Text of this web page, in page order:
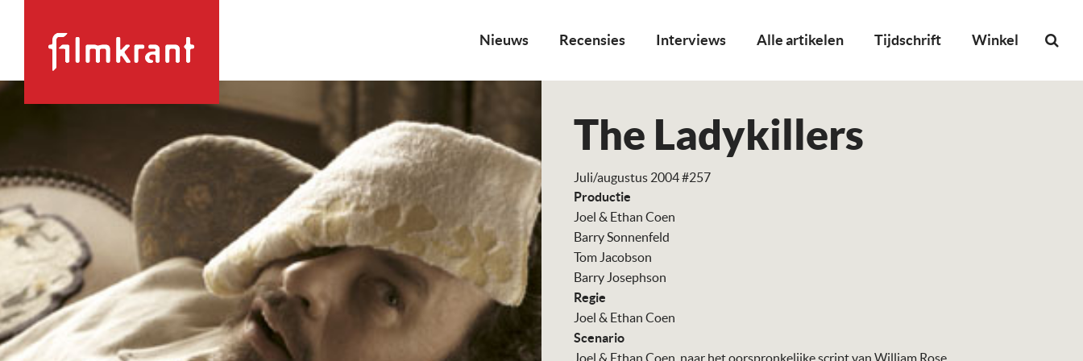
Nieuws Recensies Interviews Alle artikelen Tijdschrift Winkel
The Ladykillers
Juli/augustus 2004 #257
Productie
Joel & Ethan Coen
Barry Sonnenfeld
Tom Jacobson
Barry Josephson
Regie
Joel & Ethan Coen
Scenario
Joel & Ethan Coen, naar het oorspronkelijke script van William Rose